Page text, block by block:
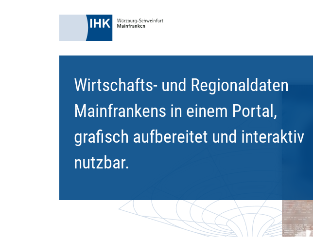
Wirtschafts- und Regionaldaten
Mainfrankens in einem Portal,
grafisch aufbereitet und interaktiv
nutzbar.